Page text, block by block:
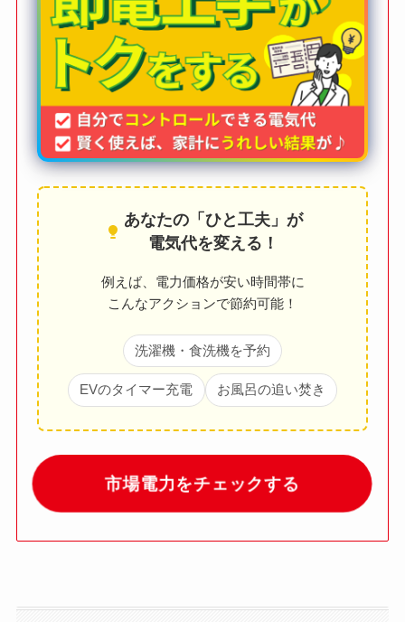
あなたの「ひと工夫」が
電気代を変える！
例えば、電力価格が安い時間帯に
こんなアクションで節約可能！
洗濯機・食洗機を予約
EVのタイマー充電 お風呂の追い焚き
市場電力をチェックする